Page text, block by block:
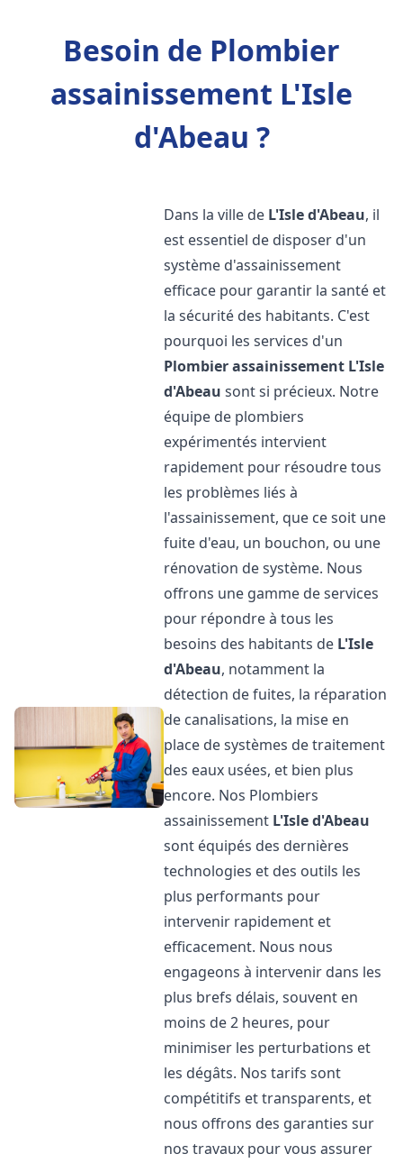
Besoin de Plombier
assainissement L'Isle
d'Abeau ?
Dans la ville de L'Isle d'Abeau, il
est essentiel de disposer d'un
système d'assainissement
efficace pour garantir la santé et
la sécurité des habitants. C'est
pourquoi les services d'un
Plombier assainissement L'Isle
d'Abeau sont si précieux. Notre
équipe de plombiers
expérimentés intervient
rapidement pour résoudre tous
les problèmes liés à
l'assainissement, que ce soit une
fuite d'eau, un bouchon, ou une
rénovation de système. Nous
offrons une gamme de services
pour répondre à tous les
besoins des habitants de L'Isle
d'Abeau, notamment la
détection de fuites, la réparation
de canalisations, la mise en
place de systèmes de traitement
des eaux usées, et bien plus
encore. Nos Plombiers
assainissement L'Isle d'Abeau
sont équipés des dernières
technologies et des outils les
plus performants pour
intervenir rapidement et
efficacement. Nous nous
engageons à intervenir dans les
plus brefs délais, souvent en
moins de 2 heures, pour
minimiser les perturbations et
les dégâts. Nos tarifs sont
compétitifs et transparents, et
nous offrons des garanties sur
nos travaux pour vous assurer